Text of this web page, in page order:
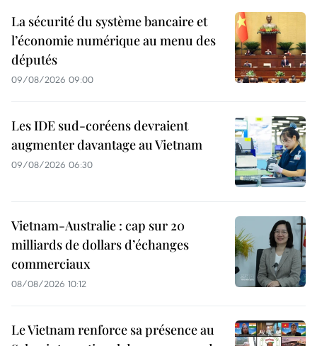
La sécurité du système bancaire et
l’économie numérique au menu des
députés
09/08/2026 09:00
Les IDE sud-coréens devraient
augmenter davantage au Vietnam
09/08/2026 06:30
Vietnam-Australie : cap sur 20
milliards de dollars d’échanges
commerciaux
08/08/2026 10:12
Le Vietnam renforce sa présence au